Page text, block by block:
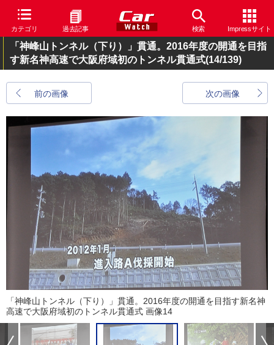
カテゴリ 過去記事 検索 Impressサイト
「神峰山トンネル（下り）」貫通。2016年度の開通を目指
す新名神高速で大阪府域初のトンネル貫通式(14/139)
前の画像 次の画像
「神峰山トンネル（下り）」貫通。2016年度の開通を目指す新名神
高速で大阪府域初のトンネル貫通式 画像14